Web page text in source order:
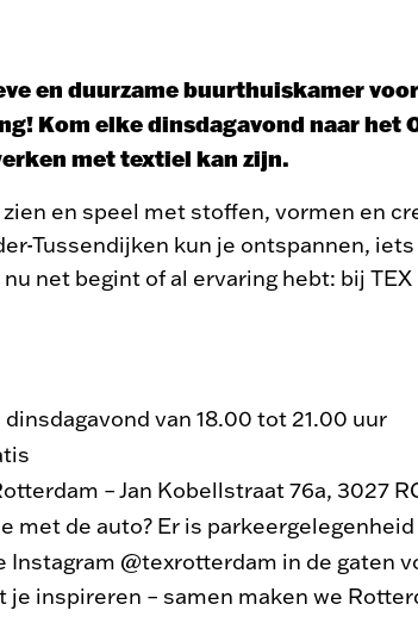
en duurzame buurthuiskamer
Kom elke dinsdagavond naar het
met textiel kan zijn.
en speel met stoffen, vormen en
Tussendijken kun je ontspannen,
net begint of al ervaring hebt: bij
van 18.00 tot 21.00 uur
– Jan Kobellstraat 76a, 3027
met de auto? Er is
Instagram @texrotterdam in de gaten
je inspireren – samen maken we